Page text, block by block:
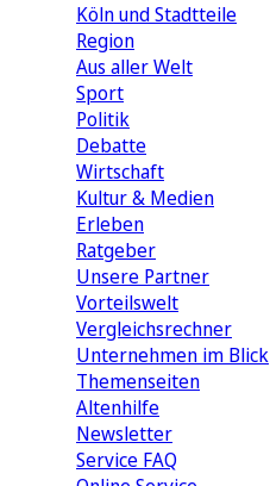
Köln und Stadtteile
Region
Aus aller Welt
Sport
Politik
Debatte
Wirtschaft
Kultur & Medien
Erleben
Ratgeber
Unsere Partner
Vorteilswelt
Vergleichsrechner
Unternehmen im Blick
Themenseiten
Altenhilfe
Newsletter
Service FAQ